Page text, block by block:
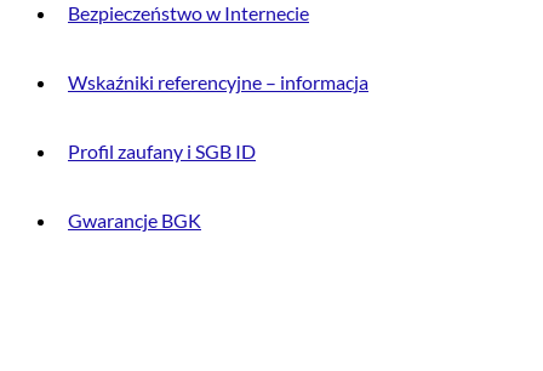
Bezpieczeństwo w Internecie
Wskaźniki referencyjne – informacja
Profil zaufany i SGB ID
Gwarancje BGK